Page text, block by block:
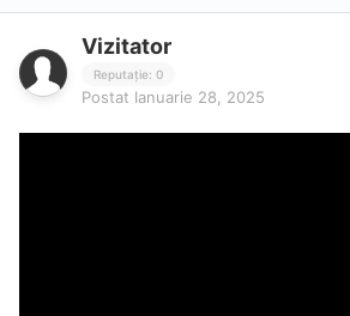
si prea mare alocatia de bani primita
taticu
Vizitator
Reputație: 0
Postat Ianuarie 28, 2025